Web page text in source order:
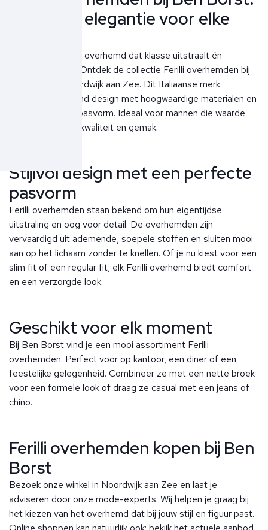
Italiaanse elegantie voor elke
Op zoek naar een overhemd dat klasse uitstraalt én
comfortabel zit? Ontdek de collectie Ferilli overhemden bij
Ben Borst in Noordwijk aan Zee. Dit Italiaanse merk
combineert verfijnd design met hoogwaardige materialen en
een uitstekende pasvorm. Ideaal voor mannen die waarde
hechten aan stijl, kwaliteit en gemak.
Stijlvol design met een perfecte
pasvorm
Ferilli overhemden staan bekend om hun eigentijdse
uitstraling en oog voor detail. De overhemden zijn
vervaardigd uit ademende, soepele stoffen en sluiten mooi
aan op het lichaam zonder te knellen. Of je nu kiest voor een
slim fit of een regular fit, elk Ferilli overhemd biedt comfort
en een verzorgde look.
Geschikt voor elk moment
Bij Ben Borst vind je een mooi assortiment Ferilli
overhemden. Perfect voor op kantoor, een diner of een
feestelijke gelegenheid. Combineer ze met een nette broek
voor een formele look of draag ze casual met een jeans of
chino.
Ferilli overhemden kopen bij Ben
Borst
Bezoek onze winkel in Noordwijk aan Zee en laat je
adviseren door onze mode-experts. Wij helpen je graag bij
het kiezen van het overhemd dat bij jouw stijl en figuur past.